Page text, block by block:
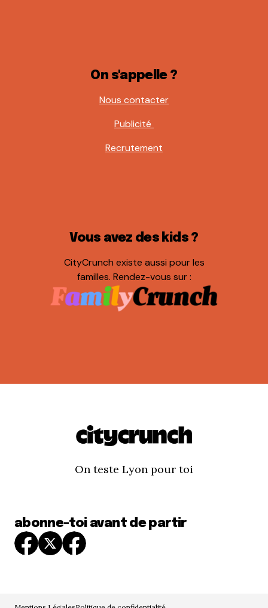
On s'appelle ?
Nous contacter
Publicité
Recrutement
Vous avez des kids ?
CityCrunch existe aussi pour les
familles. Rendez-vous sur :
On teste Lyon pour toi
abonne-toi avant de partir